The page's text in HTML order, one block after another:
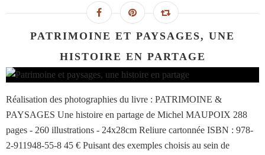
PATRIMOINE ET PAYSAGES, UNE
HISTOIRE EN PARTAGE
Réalisation des photographies du livre : PATRIMOINE &
PAYSAGES Une histoire en partage de Michel MAUPOIX 288
pages - 260 illustrations - 24x28cm Reliure cartonnée ISBN : 978-
2-911948-55-8 45 € Puisant des exemples choisis au sein de